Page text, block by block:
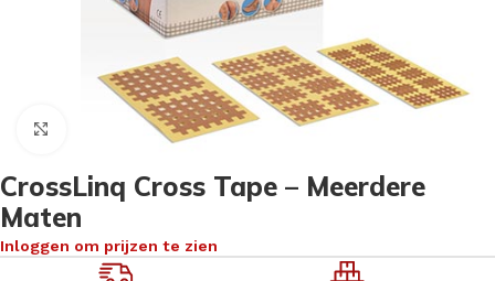
Klik om te vergroten
CrossLinq Cross Tape – Meerdere
Maten
Inloggen om prijzen te zien